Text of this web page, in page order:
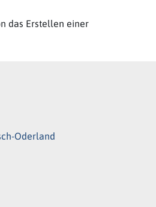
das Erstellen einer
Oderland